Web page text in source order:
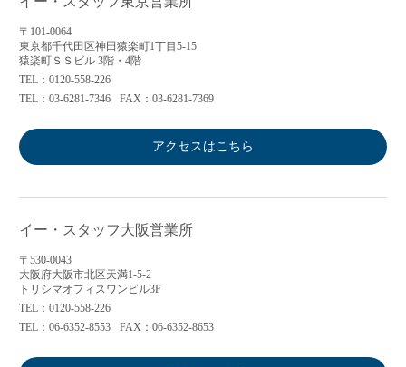
〒101-0064
東京都千代田区神田猿楽町1丁目5-15
猿楽町ＳＳビル 3階・4階
TEL：0120-558-226
TEL：03-6281-7346
FAX：03-6281-7369
アクセスはこちら
イー・スタッフ大阪営業所
〒530-0043
大阪府大阪市北区天満1-5-2
トリシマオフィスワンビル3F
TEL：0120-558-226
TEL：06-6352-8553
FAX：06-6352-8653